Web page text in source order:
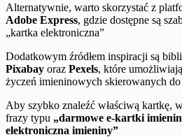
Alternatywnie, warto skorzystać z
Adobe Express, gdzie dostępne są
„kartka elektroniczna”
Dodatkowym źródłem inspiracji są
Pixabay oraz Pexels, które
życzeń imieninowych skierowanych
Aby szybko znaleźć właściwą kartkę,
frazy typu „darmowe e-kartki
elektroniczna imieniny”